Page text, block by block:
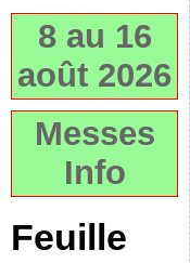
8 au 16
août 2026
Messes
Info
Feuille